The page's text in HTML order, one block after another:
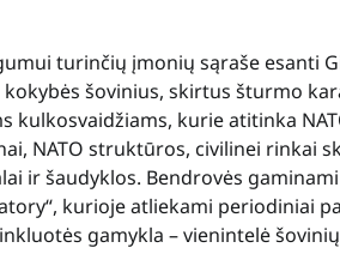
turinčių įmonių sąraše esanti
šovinius, skirtus šturmo
kulkosvaidžiams, kurie atitinka
NATO struktūros, civilinei rinkai
ir šaudyklos. Bendrovės
kurioje atliekami periodiniai
gamykla – vienintelė